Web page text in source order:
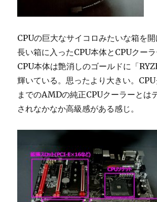
CPUの巨大なサイコロみたいな箱を
長い箱に入ったCPU本体とCPUクーラ
CPU本体は艶消しのゴールドに「
輝いている。思ったより大きい。
までのAMDの純正CPUクーラーとは
されなかなか高級感がある感じ。